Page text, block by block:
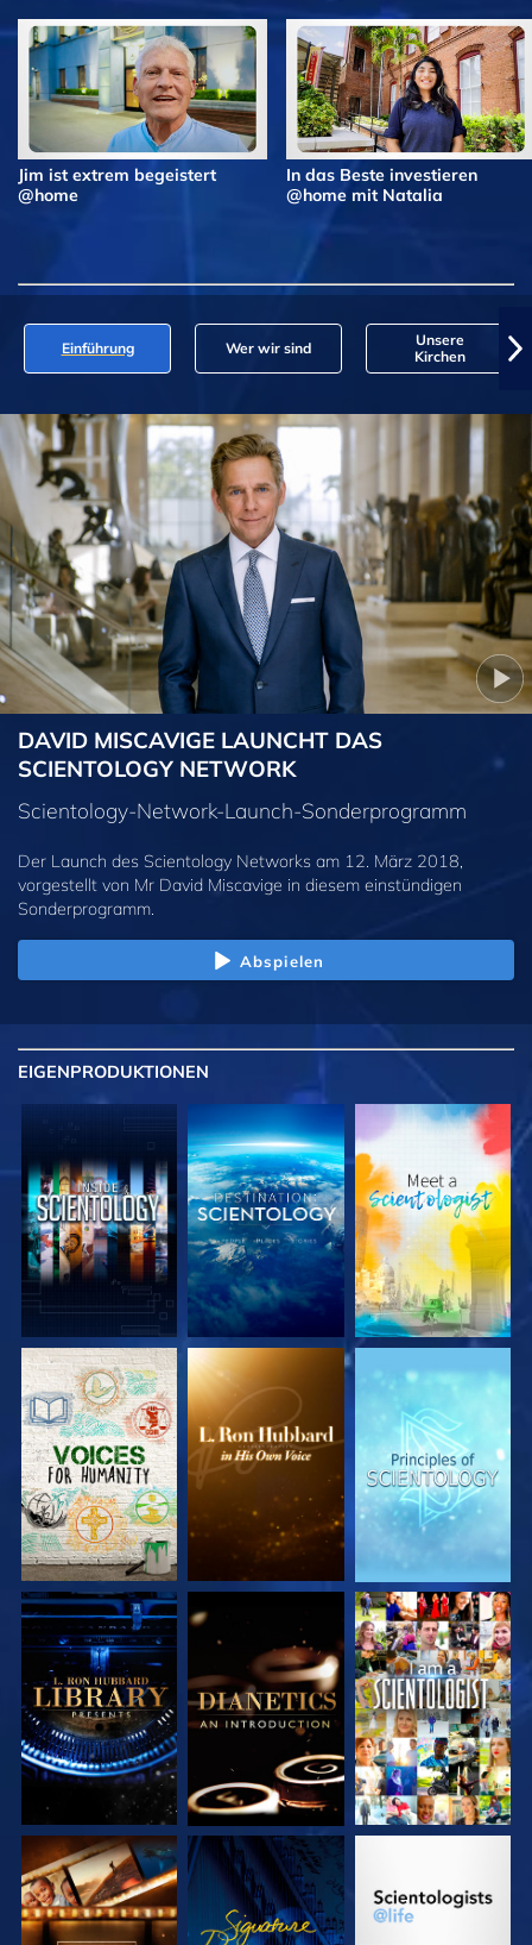
Jim ist extrem begeistert
@home
In das Beste investieren
@home mit Natalia
Einführung Wer wir sind
Unsere
Kirchen
DAVID MISCAVIGE LAUNCHT DAS
SCIENTOLOGY NETWORK
Scientology-Network-Launch-Sonderprogramm
Der Launch des Scientology Networks am 12. März 2018,
vorgestellt von Mr David Miscavige in diesem einstündigen
Sonderprogramm.
Abspielen
EIGENPRODUKTIONEN
SERIE
ENTDECKEN
SERIE
ENTDECKEN
SERIE
ENTDECKEN
SERIE
ENTDECKEN
ENTDECKEN
ANSEHEN
SERIE
ENTDECKEN
ANSEHEN
SERIE